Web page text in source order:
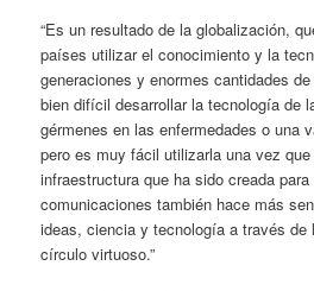
“Es un resultado de la globalización,
países utilizar el conocimiento y la
generaciones y enormes cantidades
bien difícil desarrollar la tecnología de
gérmenes en las enfermedades o una
pero es muy fácil utilizarla una vez
infraestructura que ha sido creada
comunicaciones también hace más
ideas, ciencia y tecnología a través de
círculo virtuoso.”